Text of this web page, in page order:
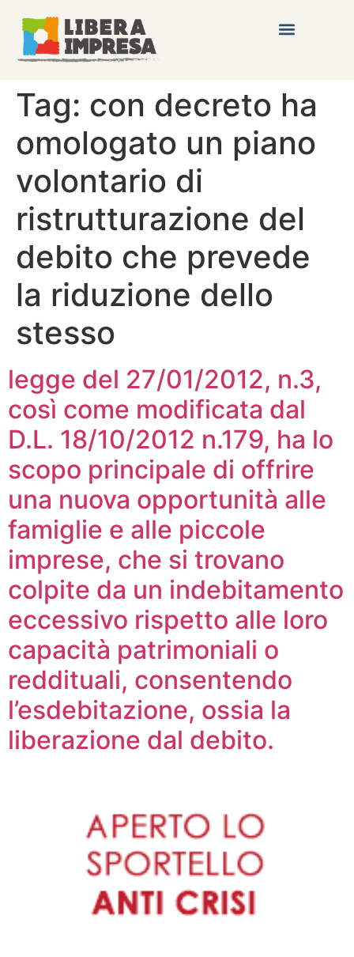
Tag: con decreto ha
omologato un piano
volontario di
ristrutturazione del
debito che prevede
la riduzione dello
stesso
legge del 27/01/2012, n.3,
così come modificata dal
D.L. 18/10/2012 n.179, ha lo
scopo principale di offrire
una nuova opportunità alle
famiglie e alle piccole
imprese, che si trovano
colpite da un indebitamento
eccessivo rispetto alle loro
capacità patrimoniali o
reddituali, consentendo
l’esdebitazione, ossia la
liberazione dal debito.